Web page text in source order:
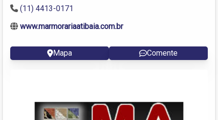
(11) 4413-0171
www.marmorariaatibaia.com.br
Mapa Comente